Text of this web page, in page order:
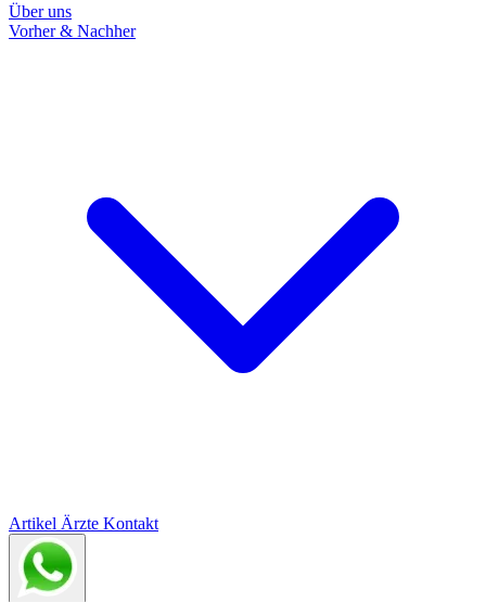
Über uns
Vorher & Nachher
Artikel Ärzte Kontakt